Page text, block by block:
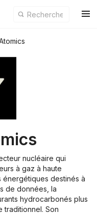
nucléaire qui
à gaz à haute
énergétiques destinés à
de données, la
hydrocarbonés plus
traditionnel. Son